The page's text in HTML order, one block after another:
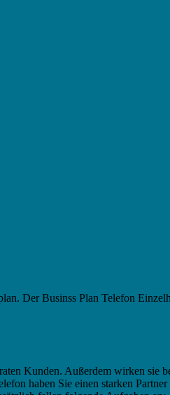
Der Businss Plan Telefon
Kunden. Außerdem wirken sie
haben Sie einen starken